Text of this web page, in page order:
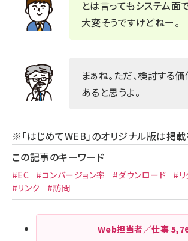
とは言ってもシステム面
大変そうですけどねー。
まぁね。ただ、検討する
あると思うよ。
※「はじめてWEB」のオリジナル版は掲
この記事のキーワード
#EC #コンバージョン率 #ダウンロード
#リ
#リンク
#訪問
Web担当者／仕事